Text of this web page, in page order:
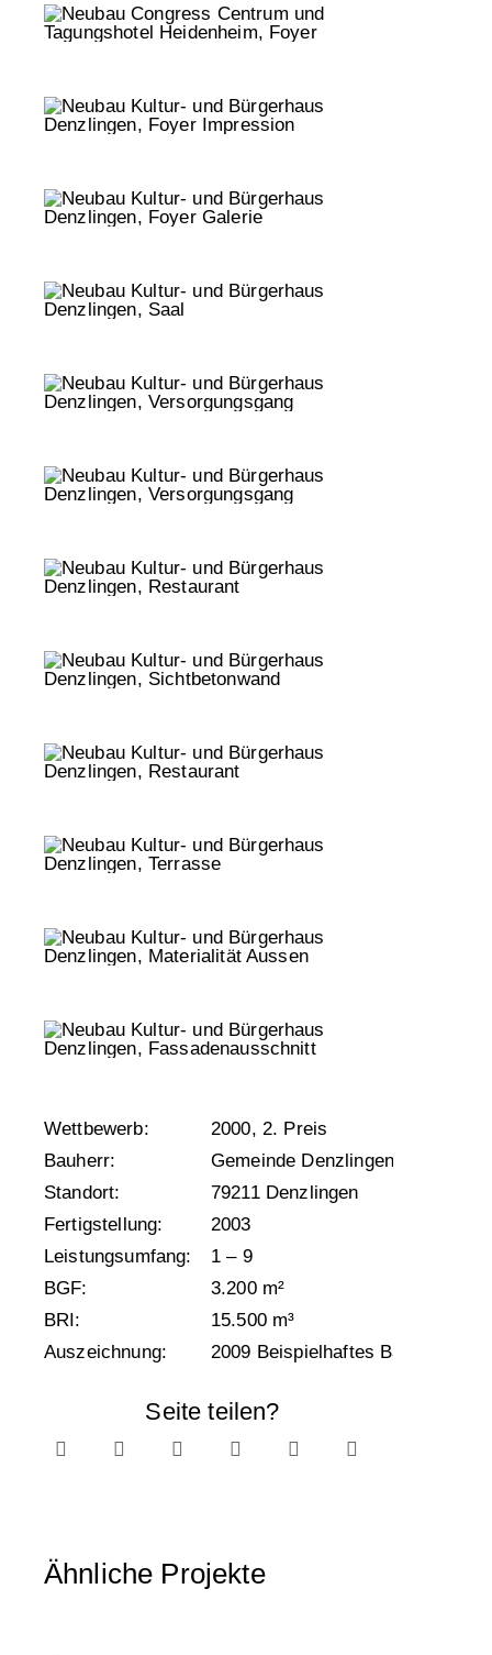
Wettbewerb:
2000, 2. Preis
Bauherr:
Gemeinde Denzlingen
Standort:
79211 Denzlingen
Fertigstellung:
2003
Leistungsumfang:
1 – 9
BGF:
3.200 m²
BRI:
15.500 m³
Auszeichnung:
2009 Beispielhaftes Bauen
Seite teilen?
Ähnliche Projekte